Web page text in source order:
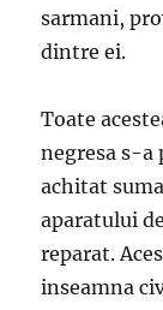
sarmani,
dintre ei.
Toate
negresa s-a
achitat
aparatului
reparat.
inseamna